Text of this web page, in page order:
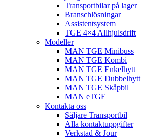
Transportbilar på lager
Branschlösningar
Assistentsystem
TGE 4×4 Allhjulsdrift
Modeller
MAN TGE Minibuss
MAN TGE Kombi
MAN TGE Enkelhytt
MAN TGE Dubbelhytt
MAN TGE Skåpbil
MAN eTGE
Kontakta oss
Säljare Transportbil
Alla kontaktuppgifter
Verkstad & Jour